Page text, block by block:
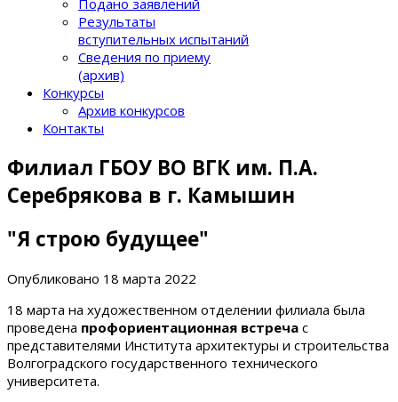
Подано заявлений
Результаты
вступительных испытаний
Сведения по приему
(архив)
Конкурсы
Архив конкурсов
Контакты
Филиал ГБОУ ВО ВГК им. П.А.
Серебрякова в г. Камышин
"Я строю будущее"
Опубликовано 18 марта 2022
18 марта на художественном отделении филиала была
проведена профориентационная встреча с
представителями Института архитектуры и строительства
Волгоградского государственного технического
университета.